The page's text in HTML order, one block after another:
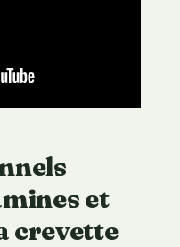
et
crevette